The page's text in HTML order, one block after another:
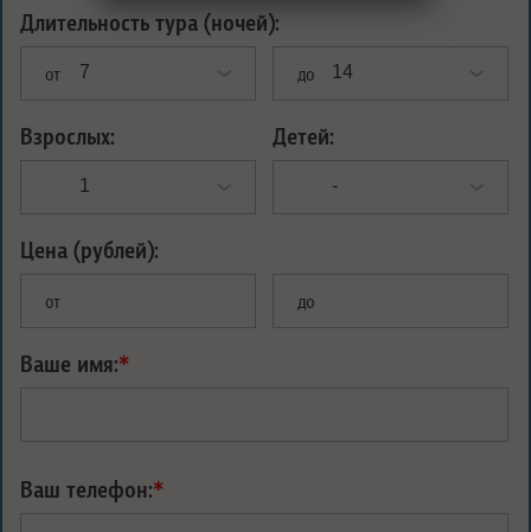
Длительность тура (ночей):
от до
Взрослых: Детей:
Цена (рублей):
от до
Ваше имя:*
Ваш телефон:*